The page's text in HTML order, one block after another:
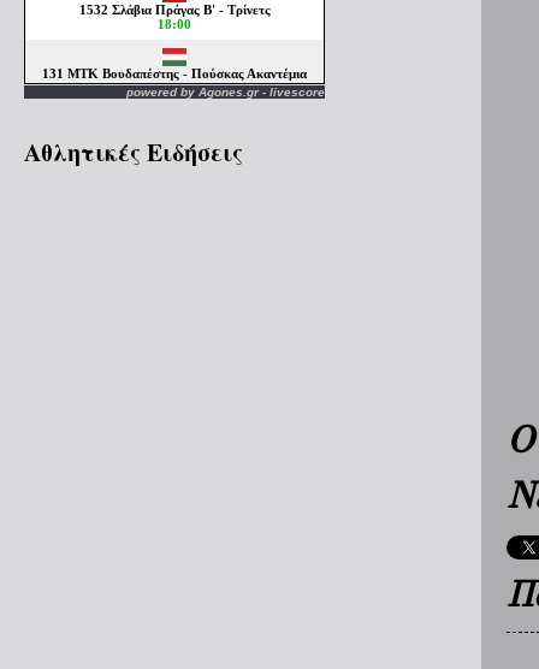
powered by Agones.gr- livescore
Αθλητικές Ειδήσεις